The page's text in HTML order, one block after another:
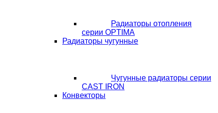
Радиаторы отопления
серии OPTIMA
Радиаторы чугунные
Чугунные радиаторы серии
CAST IRON
Конвекторы